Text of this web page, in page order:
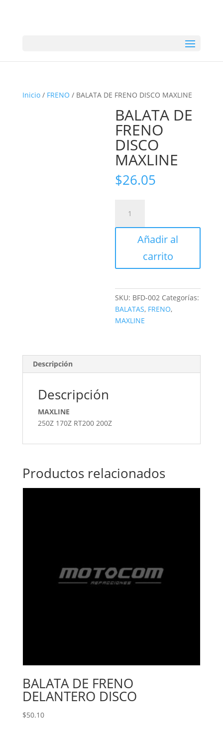
Inicio/ FRENO / BALATA DE FRENO DISCO MAXLINE
BALATA DE
FRENO
DISCO
MAXLINE
$26.05
FRENO
cantidad
Añadir al
carrito
SKU: BFD-002 Categorías:
BALATAS, FRENO,
MAXLINE
Descripción
Descripción
MAXLINE
250Z 170Z RT200 200Z
Productos relacionados
BALATA DE FRENO
DELANTERO DISCO
$50.10